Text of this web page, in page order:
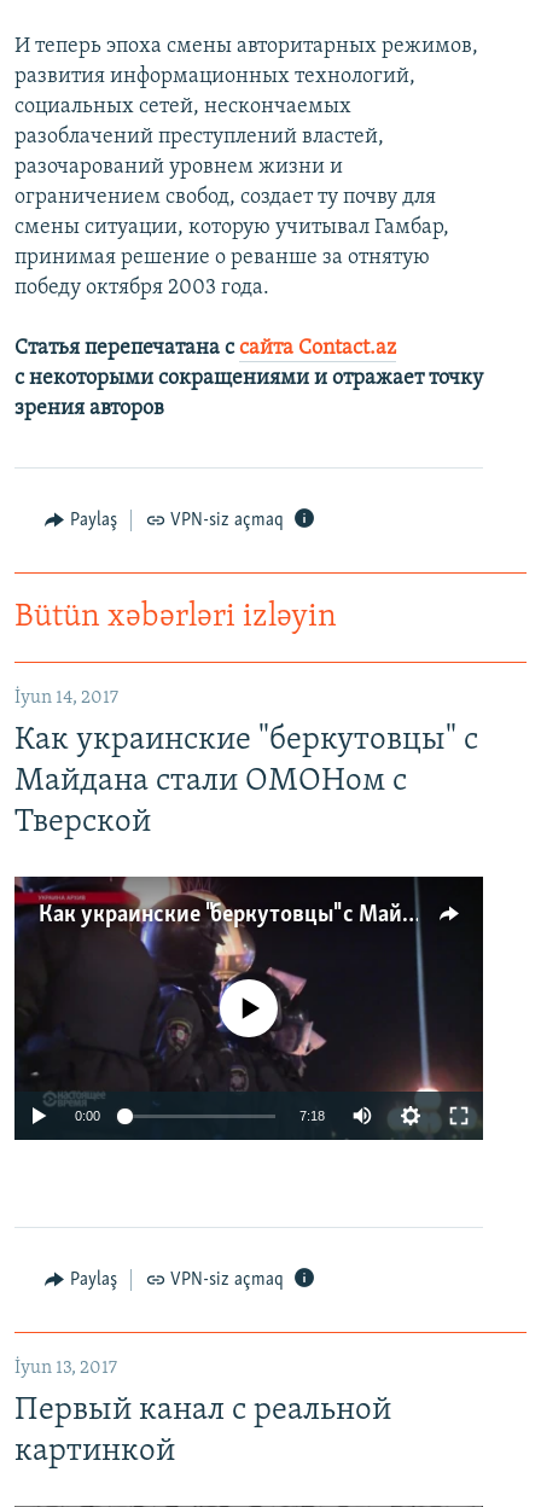
И теперь эпоха смены авторитарных режимов,
развития информационных технологий,
социальных сетей, нескончаемых
разоблачений преступлений властей,
разочарований уровнем жизни и
ограничением свобод, создает ту почву для
смены ситуации, которую учитывал Гамбар,
принимая решение о реванше за отнятую
победу октября 2003 года.
Статья перепечатана ссайта Contact.az
с некоторыми сокращениями и отражает точку
зрения авторов
Paylaş VPN-siz açmaq
Bütün xəbərləri izləyin
İyun 14, 2017
Как украинские "беркутовцы" с
Майдана стали ОМОНом с
Тверской
Как украинские "беркутовцы" с Майдана стали ОМОНом с Тверской
No media source currently available
0:00 7:18
Paylaş VPN-siz açmaq
İyun 13, 2017
Первый канал с реальной
картинкой